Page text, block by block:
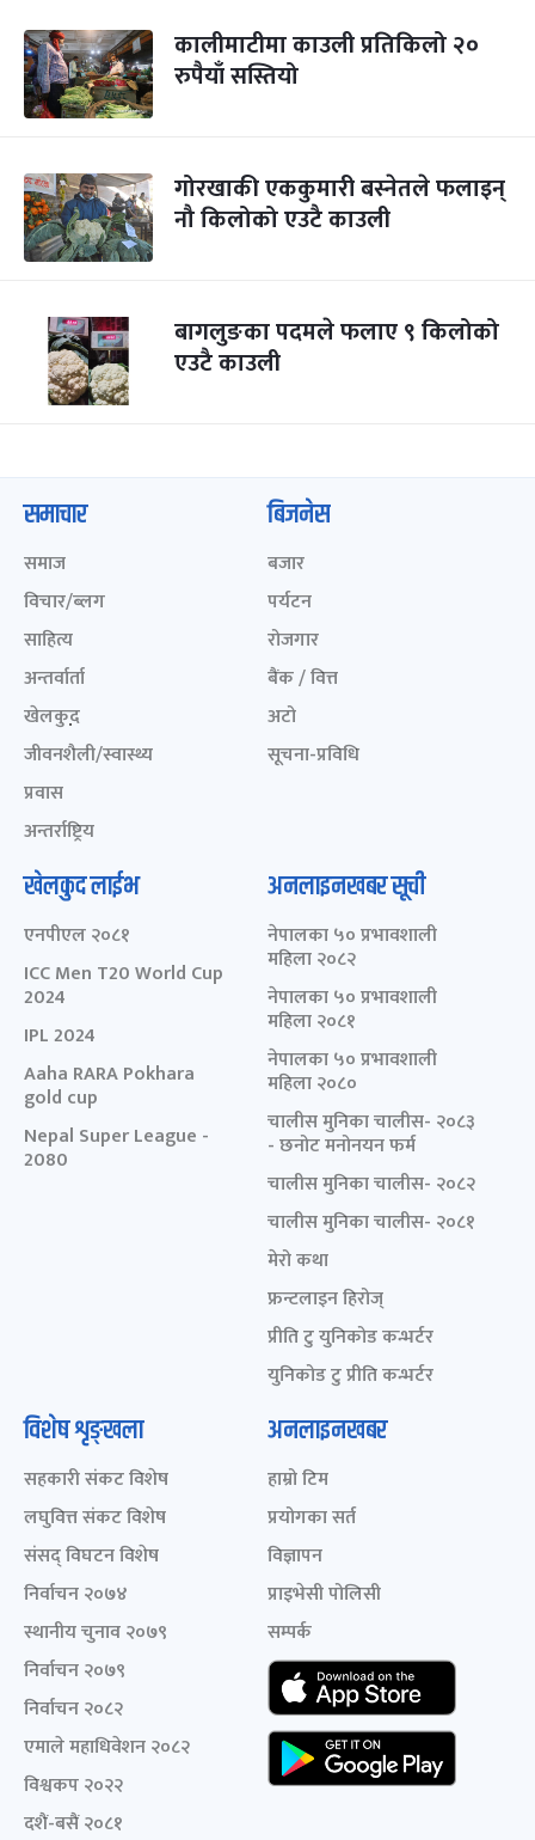
कालीमाटीमा काउली प्रतिकिलो २०
रुपैयाँ सस्तियो
गोरखाकी एककुमारी बस्नेतले फलाइन्
नौ किलोको एउटै काउली
बागलुङका पदमले फलाए ९ किलोको
एउटै काउली
समाचार
समाज
विचार/ब्लग
साहित्य
अन्तर्वार्ता
खेलकुद़़
जीवनशैली/स्वास्थ्य
प्रवास
अन्तर्राष्ट्रिय
बिजनेस
बजार
पर्यटन
रोजगार
बैंक / वित्त
अटो
सूचना-प्रविधि
खेलकुद लाईभ
एनपीएल २०८१
ICC Men T20 World Cup
2024
IPL 2024
Aaha RARA Pokhara
gold cup
Nepal Super League -
2080
अनलाइनखबर सूची
नेपालका ५० प्रभावशाली
महिला २०८२
नेपालका ५० प्रभावशाली
महिला २०८१
नेपालका ५० प्रभावशाली
महिला २०८०
चालीस मुनिका चालीस- २०८३
- छनोट मनोनयन फर्म
चालीस मुनिका चालीस- २०८२
चालीस मुनिका चालीस- २०८१
मेरो कथा
फ्रन्टलाइन हिरोज्
प्रीति टु युनिकोड कन्भर्टर
युनिकोड टु प्रीति कन्भर्टर
विशेष शृङ्खला
सहकारी संकट विशेष
लघुवित्त संकट विशेष
संसद् विघटन विशेष
निर्वाचन २०७४
स्थानीय चुनाव २०७९
निर्वाचन २०७९
निर्वाचन २०८२
एमाले महाधिवेशन २०८२
विश्वकप २०२२
दशैं-बसैं २०८१
अनलाइनखबर
हाम्रो टिम
प्रयोगका सर्त
विज्ञापन
प्राइभेसी पोलिसी
सम्पर्क